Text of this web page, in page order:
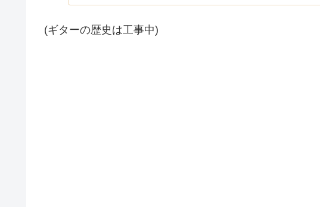
(ギターの歴史は工事中)